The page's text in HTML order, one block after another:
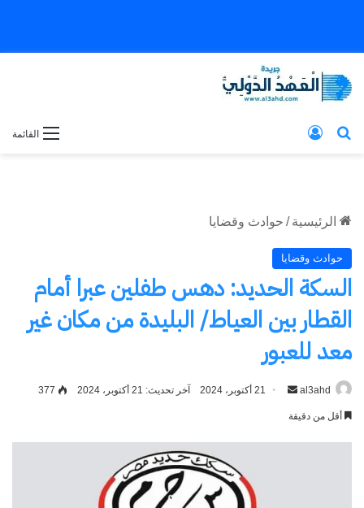
القائمة بحث عن
الرئيسية / حوادث وقضايا
حوادث وقضايا
السكة الحديد: دهس طفلين عبرا أمام
القطار بين العياط/ البليدة من مكان غير
معد للعبور
al3ahd
أرسل
21 أكتوبر، 2024 آخر تحديث: 21 أكتوبر، 2024 377
أقل من دقيقة